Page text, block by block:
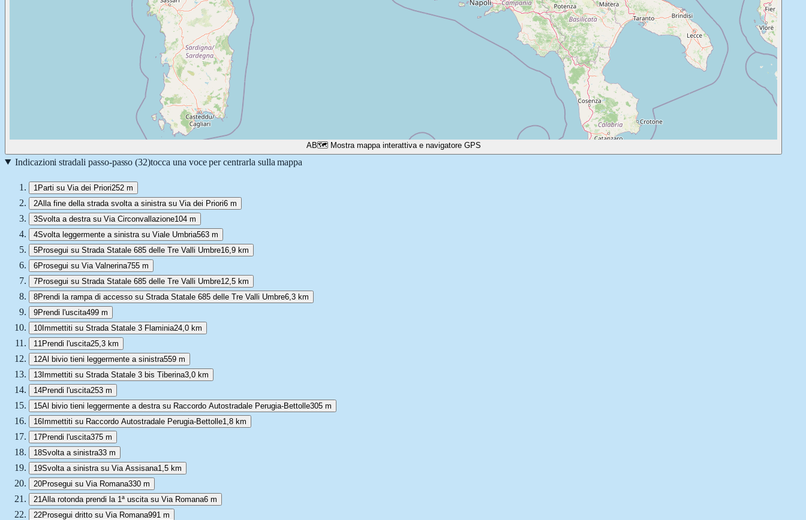
AB🗺️ Mostra mappa interattiva e navigatore GPS
Indicazioni stradali passo-passo (32)tocca una voce per centrarla sulla mappa
1 Parti su Via dei Priori252 m
2Alla fine della strada svolta a sinistra su Via dei Priori6 m
3Svolta a destra su Via Circonvallazione104 m
4Svolta leggermente a sinistra su Viale Umbria563 m
5Prosegui su Strada Statale 685 delle Tre Valli Umbre16,9 km
6Prosegui su Via Valnerina755 m
7Prosegui su Strada Statale 685 delle Tre Valli Umbre12,5 km
8Prendi la rampa di accesso su Strada Statale 685 delle Tre Valli Umbre6,3 km
9Prendi l'uscita499 m
10Immettiti su Strada Statale 3 Flaminia24,0 km
11 Prendi l'uscita25,3 km
12Al bivio tieni leggermente a sinistra559 m
13Immettiti su Strada Statale 3 bis Tiberina3,0 km
14Prendi l'uscita253 m
15Al bivio tieni leggermente a destra su Raccordo Autostradale Perugia-Bettolle305 m
16Immettiti su Raccordo Autostradale Perugia-Bettolle1,8 km
17Prendi l'uscita375 m
18Svolta a sinistra33 m
19Svolta a sinistra su Via Assisana1,5 km
20Prosegui su Via Romana330 m
21Alla rotonda prendi la 1ª uscita su Via Romana6 m
22Prosegui dritto su Via Romana991 m